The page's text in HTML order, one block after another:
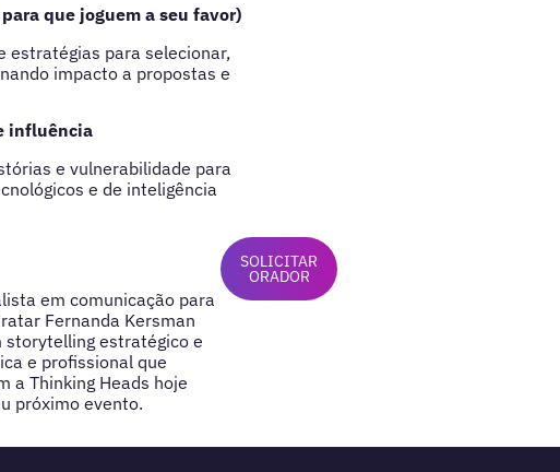
que joguem a seu favor)
estratégias para selecionar,
impacto a propostas e
influência
e vulnerabilidade para
e de inteligência
em comunicação para
Fernanda Kersman
storytelling estratégico e
e profissional que
a Thinking Heads hoje
próximo evento.
SOLICITAR
ORADOR